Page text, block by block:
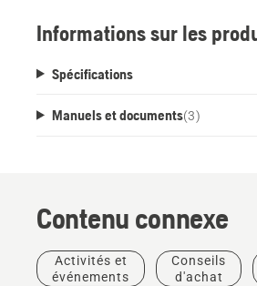
de 200 ml.
Informations sur les
Spécifications
Manuels et documents(3)
Contenu connexe
Activités et
événements
Conseils
d'achat